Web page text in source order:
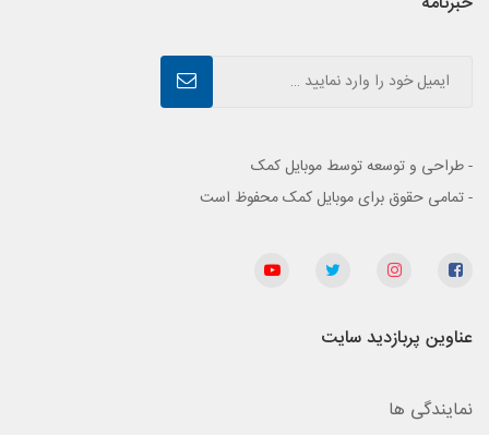
- طراحی و توسعه توسط موبایل کمک
- تمامی حقوق برای موبایل کمک محفوظ است
عناوین پربازدید سایت
نمایندگی ها